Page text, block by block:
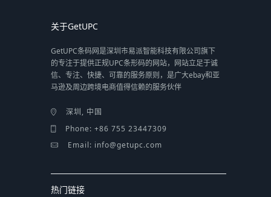
关于GetUPC
GetUPC条码网是深圳市易派智能科技有限公司旗下
的专注于提供正规UPC条形码的网站，网站立足于诚
信、专注、快捷、可靠的服务原则，是广大ebay和亚
马逊及周边跨境电商值得信赖的服务伙伴
深圳, 中国
Phone: +86 755 23447309
Email: info@getupc.com
热门链接